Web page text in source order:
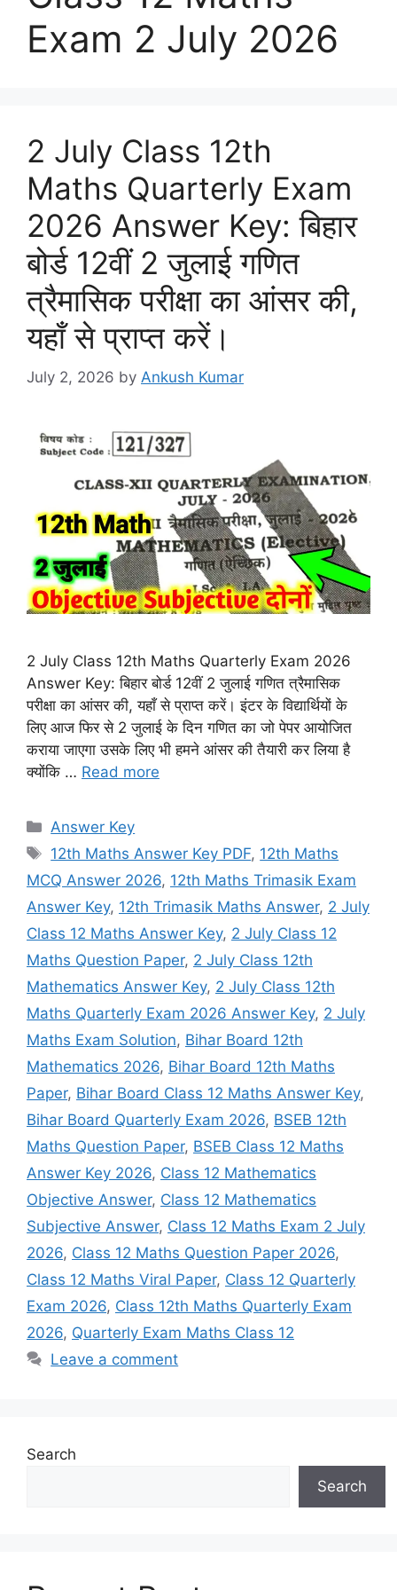
Exam 2 July 2026
2 July Class 12th
Maths Quarterly Exam
2026 Answer Key: बिहार
बोर्ड 12वीं 2 जुलाई गणित
त्रैमासिक परीक्षा का आंसर की,
यहाँ से प्राप्त करें।
July 2, 2026 by Ankush Kumar
2 July Class 12th Maths Quarterly Exam 2026
Answer Key: बिहार बोर्ड 12वीं 2 जुलाई गणित त्रैमासिक
परीक्षा का आंसर की, यहाँ से प्राप्त करें। इंटर के विद्यार्थियों के
लिए आज फिर से 2 जुलाई के दिन गणित का जो पेपर आयोजित
कराया जाएगा उसके लिए भी हमने आंसर की तैयारी कर लिया है
क्योंकि … Read more
Categories
Answer Key
Tags
12th Maths Answer Key PDF, 12th Maths
MCQ Answer 2026, 12th Maths Trimasik Exam
Answer Key, 12th Trimasik Maths Answer, 2 July
Class 12 Maths Answer Key, 2 July Class 12
Maths Question Paper, 2 July Class 12th
Mathematics Answer Key, 2 July Class 12th
Maths Quarterly Exam 2026 Answer Key, 2 July
Maths Exam Solution, Bihar Board 12th
Mathematics 2026, Bihar Board 12th Maths
Paper, Bihar Board Class 12 Maths Answer Key,
Bihar Board Quarterly Exam 2026, BSEB 12th
Maths Question Paper, BSEB Class 12 Maths
Answer Key 2026, Class 12 Mathematics
Objective Answer, Class 12 Mathematics
Subjective Answer, Class 12 Maths Exam 2 July
2026, Class 12 Maths Question Paper 2026,
Class 12 Maths Viral Paper, Class 12 Quarterly
Exam 2026, Class 12th Maths Quarterly Exam
2026, Quarterly Exam Maths Class 12
Leave a comment
Search
Search